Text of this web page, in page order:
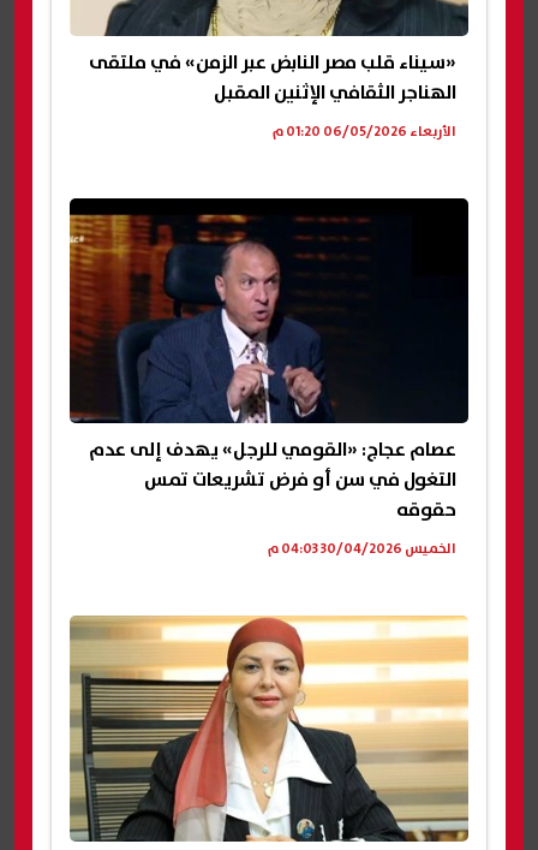
«سيناء قلب مصر النابض عبر الزمن» في ملتقى
الهناجر الثقافي الإثنين المقبل
الأربعاء 06/05/2026 01:20 م
عصام عجاج: «القومي للرجل» يهدف إلى عدم
التغول في سن أو فرض تشريعات تمس
حقوقه
الخميس 30/04/2026 04:03 م